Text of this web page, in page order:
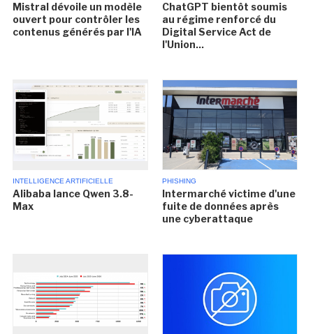
Mistral dévoile un modèle
ouvert pour contrôler les
contenus générés par l'IA
ChatGPT bientôt soumis
au régime renforcé du
Digital Service Act de
l'Union...
INTELLIGENCE ARTIFICIELLE
Alibaba lance Qwen 3.8-
Max
PHISHING
Intermarché victime d'une
fuite de données après
une cyberattaque